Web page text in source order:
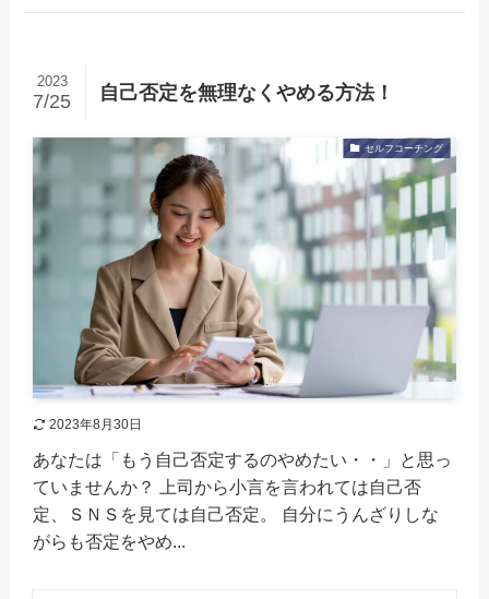
自己否定を無理なくやめる方法！
2023
7/25
セルフコーチング
2023年8月30日
あなたは「もう自己否定するのやめたい・・」と思っ
ていませんか？ 上司から小言を言われては自己否
定、ＳＮＳを見ては自己否定。 自分にうんざりしな
がらも否定をやめ...